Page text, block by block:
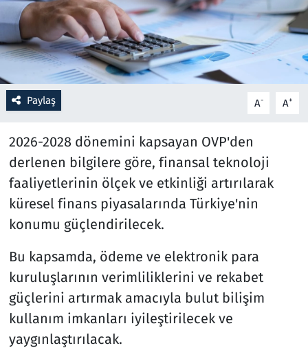
Paylaş A- A+
2026-2028 dönemini kapsayan OVP'den
derlenen bilgilere göre, finansal teknoloji
faaliyetlerinin ölçek ve etkinliği artırılarak
küresel finans piyasalarında Türkiye'nin
konumu güçlendirilecek.
Bu kapsamda, ödeme ve elektronik para
kuruluşlarının verimliliklerini ve rekabet
güçlerini artırmak amacıyla bulut bilişim
kullanım imkanları iyileştirilecek ve
yaygınlaştırılacak.
Sağlık
Savunma Sanayi
Seçim 2023
Teknoloji ve Bilim
Televizyon